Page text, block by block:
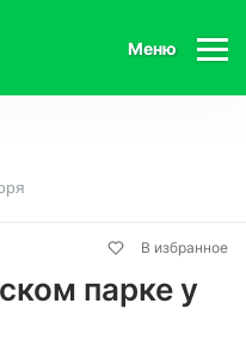
Меню
В избранное
парке у